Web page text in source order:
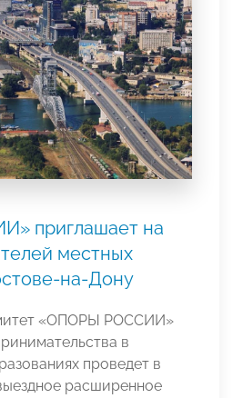
приглашает на
местных
на-Дону
«ОПОРЫ РОССИИ»
в
проведет в
расширенное